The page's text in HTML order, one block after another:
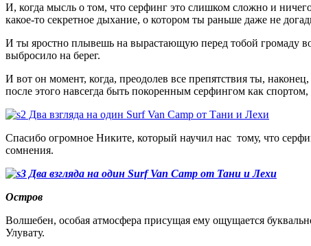
И, когда мысль о том, что серфинг это слишком сложно и
какое-то секретное дыхание, о котором ты раньше даже не
И ты яростно плывешь на вырастающую перед тобой громаду
выбросило на берег.
И вот он момент, когда, преодолев все препятствия ты,
после этого навсегда быть покоренным серфингом как
Спасибо огромное Никите, который научил нас тому, что
сомнения.
Остров
Волшебен, особая атмосфера присущая ему ощущается
Улувату.